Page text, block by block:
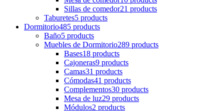
Sillas de comedor21 products
Taburetes5 products
Dormitorio485 products
Baño5 products
Muebles de Dormitorio289 products
Bases18 products
Cajoneras9 products
Camas31 products
Cómodas41 products
Complementos30 products
Mesa de luz29 products
Módulos2 products